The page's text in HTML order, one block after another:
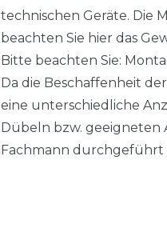
technischen Geräte. Die
beachten Sie hier das
Bitte beachten Sie:
Da die Beschaffenheit
eine unterschiedliche
Dübeln bzw. geeigneten
Fachmann durchgeführt